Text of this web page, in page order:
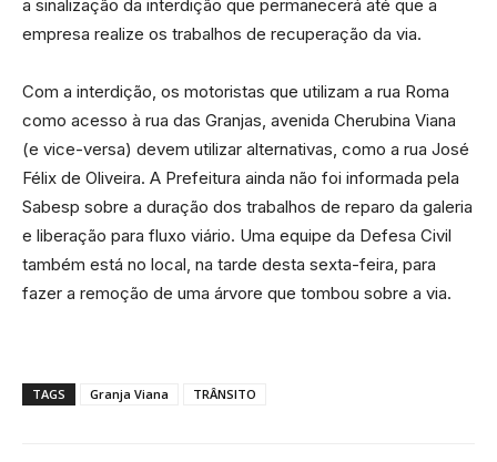
a sinalização da interdição que permanecerá até que a
empresa realize os trabalhos de recuperação da via.
Com a interdição, os motoristas que utilizam a rua Roma
como acesso à rua das Granjas, avenida Cherubina Viana
(e vice-versa) devem utilizar alternativas, como a rua José
Félix de Oliveira. A Prefeitura ainda não foi informada pela
Sabesp sobre a duração dos trabalhos de reparo da galeria
e liberação para fluxo viário. Uma equipe da Defesa Civil
também está no local, na tarde desta sexta-feira, para
fazer a remoção de uma árvore que tombou sobre a via.
TAGS Granja Viana TRÂNSITO